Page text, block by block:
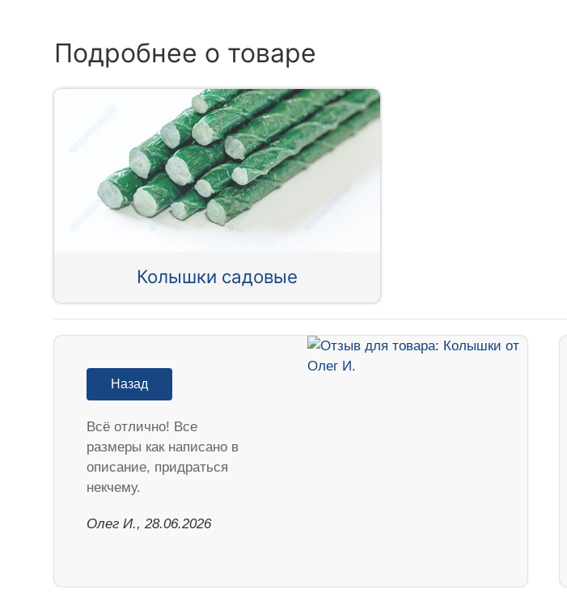
Подробнее о товаре
Колышки садовые
Назад
Всё отлично! Все
размеры как написано в
описание, придраться
некчему.
Олег И., 28.06.2026